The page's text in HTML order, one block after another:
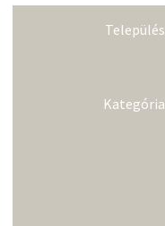
Település
Kategória